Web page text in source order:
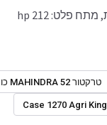
טרקטור MAHINDRA 52 כוח
Case 1270 Agri King